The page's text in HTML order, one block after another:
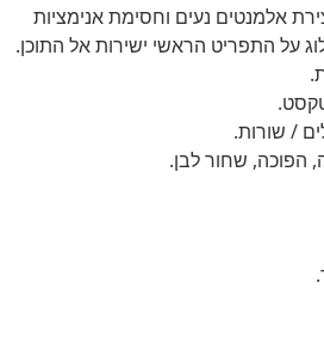
אלמנטים נעים וחסימת אנימציות
על התפריט הראשי ישירות אל התוכן.
/ שורות.
הפוכה, שחור לבן.